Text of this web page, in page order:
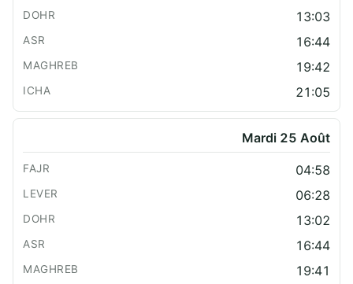
13:03
16:44
19:42
21:05
Mardi 25 Août
04:58
06:28
13:02
16:44
19:41